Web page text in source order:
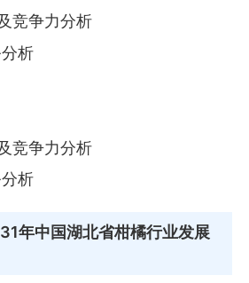
竞争力分析
析
竞争力分析
析
年中国湖北省柑橘行业发展